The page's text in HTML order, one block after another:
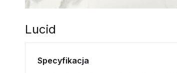
Lucid
Specyfikacja